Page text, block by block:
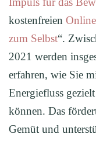
kostenfreien
zum Selbst“.
2021 werden
erfahren, wie Sie
Energiefluss
können. Das
Gemüt und